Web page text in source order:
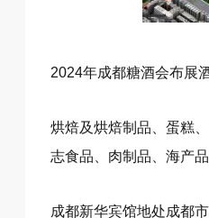
2024年成都糖酒会布展
烘焙及烘焙制品、蛋糕
志食品、肉制品、海产
成都新华宾馆地处成都